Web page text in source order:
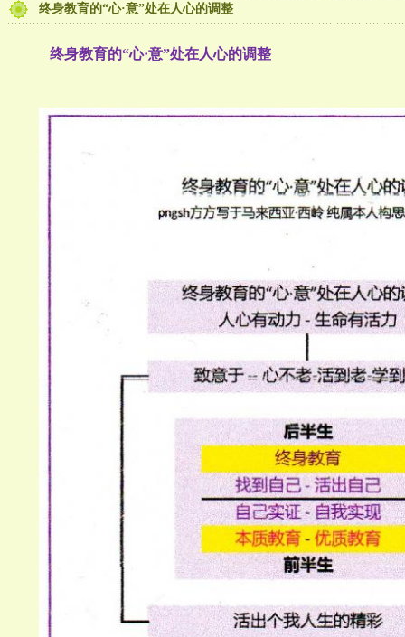
终身教育的“心·意”处在人心的调整
终身教育的“心·意”处在人心的调整